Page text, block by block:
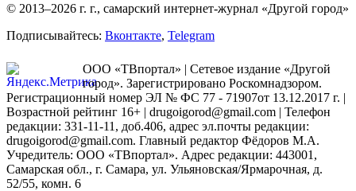
© 2013–2026 г. г., самарский интернет-журнал «Другой город»
Подписывайтесь: Вконтакте, Telegram
ООО «ТВпортал» | Сетевое издание «Другой
город». Зарегистрировано Роскомнадзором.
Регистрационный номер ЭЛ № ФС 77 - 71907от 13.12.2017 г. |
Возрастной рейтинг 16+ | drugoigorod@gmail.com | Телефон
редакции: 331-11-11, доб.406, адрес эл.почты редакции:
drugoigorod@gmail.com. Главный редактор Фёдоров М.А.
Учредитель: ООО «ТВпортал». Адрес редакции: 443001,
Самарская обл., г. Самара, ул. Ульяновская/Ярмарочная, д.
52/55, комн. 6